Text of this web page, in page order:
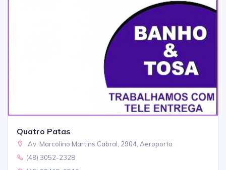
Quatro Patas
Av. Marcolino Martins Cabral, 2904, Aeroporto
(48) 3052-2328